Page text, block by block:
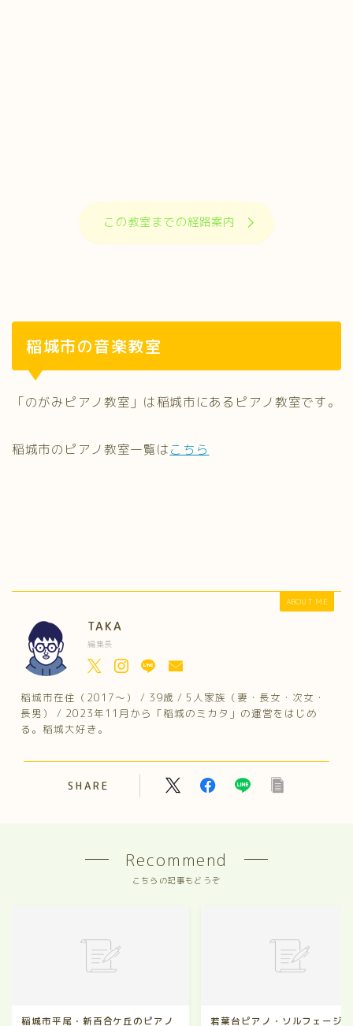
この教室までの経路案内
稲城市の音楽教室
「のがみピアノ教室」は稲城市にあるピアノ教室です。
稲城市のピアノ教室一覧はこちら
ABOUT ME
TAKA
編集長
稲城市在住（2017～） / 39歳 / 5人家族（妻・長女・次女・
長男） / 2023年11月から「稲城のミカタ」の運営をはじめ
る。稲城大好き。
SHARE
Recommend
こちらの記事もどうぞ
稲城市平尾・新百合ケ丘のピアノ 若葉台ピアノ・ソルフェージ